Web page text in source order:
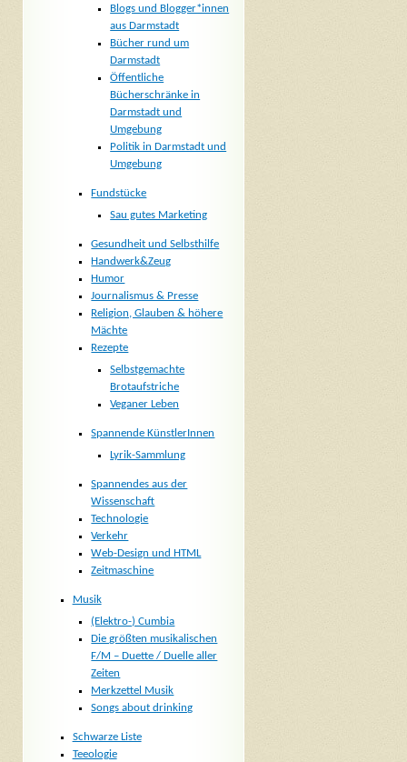
Blogs und Blogger*innen
aus Darmstadt
Bücher rund um
Darmstadt
Öffentliche
Bücherschränke in
Darmstadt und
Umgebung
Politik in Darmstadt und
Umgebung
Fundstücke
Sau gutes Marketing
Gesundheit und Selbsthilfe
Handwerk&Zeug
Humor
Journalismus & Presse
Religion, Glauben & höhere
Mächte
Rezepte
Selbstgemachte
Brotaufstriche
Veganer Leben
Spannende KünstlerInnen
Lyrik-Sammlung
Spannendes aus der
Wissenschaft
Technologie
Verkehr
Web-Design und HTML
Zeitmaschine
Musik
(Elektro-) Cumbia
Die größten musikalischen
F/M – Duette / Duelle aller
Zeiten
Merkzettel Musik
Songs about drinking
Schwarze Liste
Teeologie